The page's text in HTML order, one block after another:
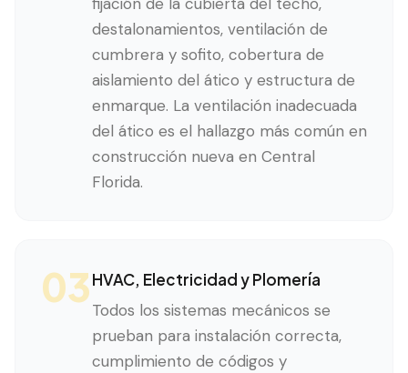
destalonamientos, ventilación de
cumbrera y sofito, cobertura de
aislamiento del ático y estructura de
enmarque. La ventilación inadecuada
del ático es el hallazgo más común en
construcción nueva en Central
Florida.
03HVAC, Electricidad y Plomería
Todos los sistemas mecánicos se
prueban para instalación correcta,
cumplimiento de códigos y